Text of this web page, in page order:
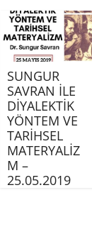
SUNGUR
SAVRAN İLE
DİYALEKTİK
YÖNTEM VE
TARİHSEL
MATERYALİZ
M –
25.05.2019